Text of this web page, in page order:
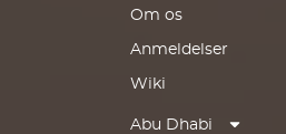
Om os
Anmeldelser
Wiki
Abu Dhabi